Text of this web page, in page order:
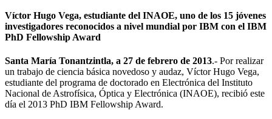
Víctor Hugo Vega, estudiante del INAOE, uno de los 15 jóvenes
investigadores reconocidos a nivel mundial por IBM con el IBM
PhD Fellowship Award
Santa María Tonantzintla, a 27 de febrero de 2013.- Por realizar
un trabajo de ciencia básica novedoso y audaz, Víctor Hugo Vega,
estudiante del programa de doctorado en Electrónica del Instituto
Nacional de Astrofísica, Óptica y Electrónica (INAOE), recibió este
día el 2013 PhD IBM Fellowship Award.